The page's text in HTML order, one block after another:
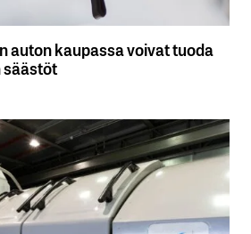
auton kaupassa voivat tuoda
säästöt